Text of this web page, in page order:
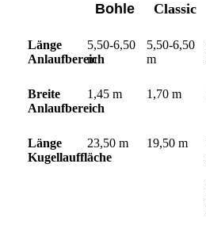
Bohle Classic
Länge
Anlaufbereich
5,50-6,50
m
5,50-6,50
m
Breite
Anlaufbereich
1,45 m 1,70 m
Länge
Kugellauffläche
23,50 m 19,50 m